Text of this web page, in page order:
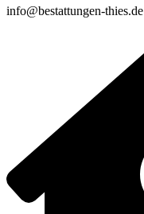
info@bestattungen-thies.de